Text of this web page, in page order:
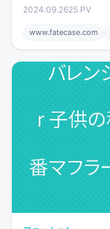
2024.09.2625 PV
www.fatecase.com